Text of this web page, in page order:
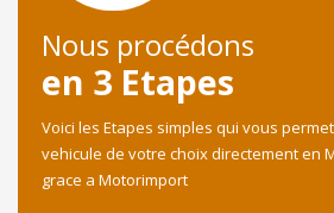
Nous procédons
en 3 Etapes
Voici les Etapes simples qui vous
vehicule de votre choix directement en
grace a Motorimport